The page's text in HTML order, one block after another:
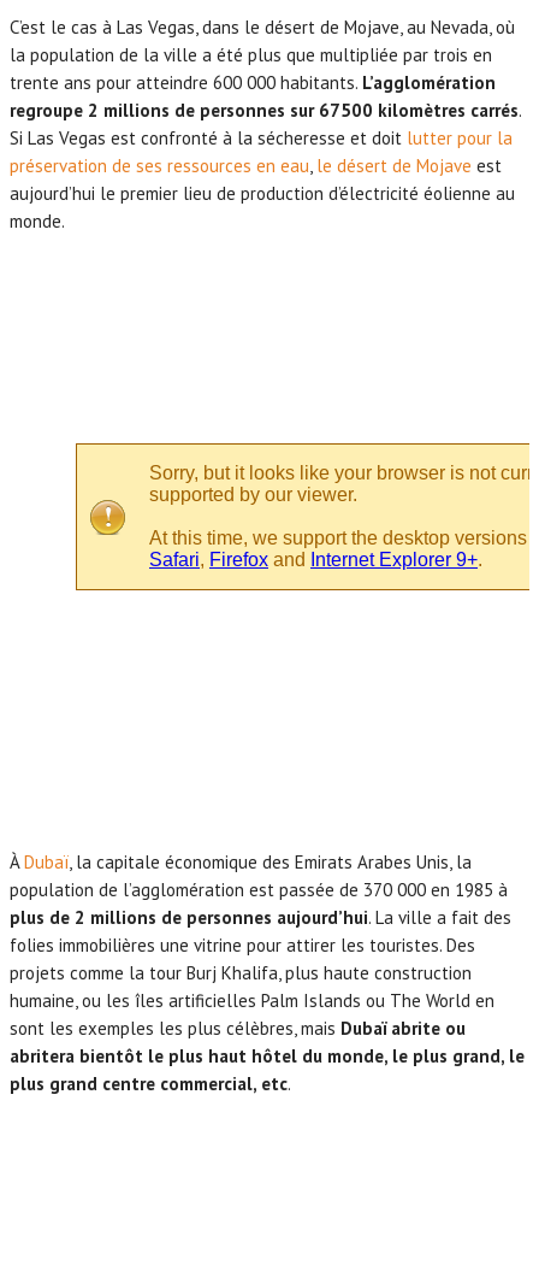
C’est le cas à Las Vegas, dans le désert de Mojave, au Nevada, où
la population de la ville a été plus que multipliée par trois en
trente ans pour atteindre 600 000 habitants. L’agglomération
regroupe 2 millions de personnes sur 67500 kilomètres carrés.
Si Las Vegas est confronté à la sécheresse et doit lutter pour la
préservation de ses ressources en eau, le désert de Mojave est
aujourd’hui le premier lieu de production d’électricité éolienne au
monde.
ÀDubaï, la capitale économique des Emirats Arabes Unis, la
population de l’agglomération est passée de 370 000 en 1985 à
plus de 2 millions de personnes aujourd’hui. La ville a fait des
folies immobilières une vitrine pour attirer les touristes. Des
projets comme la tour Burj Khalifa, plus haute construction
humaine, ou les îles artificielles Palm Islands ou The World en
sont les exemples les plus célèbres, mais Dubaï abrite ou
abritera bientôt le plus haut hôtel du monde, le plus grand, le
plus grand centre commercial, etc.